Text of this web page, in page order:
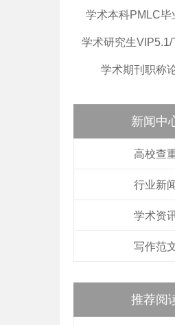
学术本科PMLC毕
学术研究生
学术期刊职称
新闻中
高校查
行业新
学术资
写作范
推荐阅